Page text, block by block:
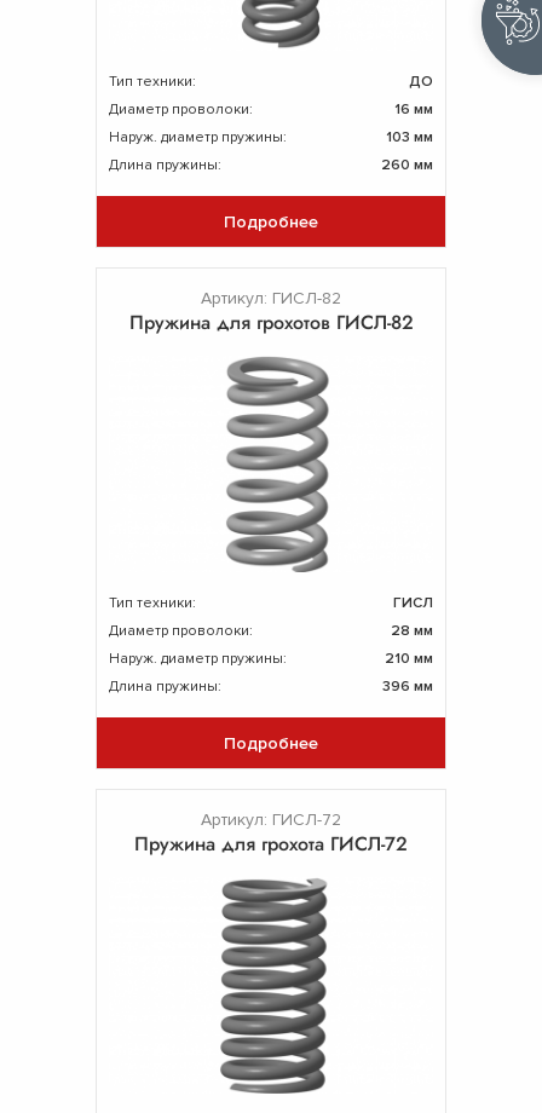
Тип техники:
ДО
Диаметр проволоки:
16 мм
Наруж. диаметр пружины:
103 мм
Длина пружины:
260 мм
Подробнее
Артикул: ГИСЛ-82
Пружина для грохотов ГИСЛ-82
Тип техники:
ГИСЛ
Диаметр проволоки:
28 мм
Наруж. диаметр пружины:
210 мм
Длина пружины:
396 мм
Подробнее
Артикул: ГИСЛ-72
Пружина для грохота ГИСЛ-72